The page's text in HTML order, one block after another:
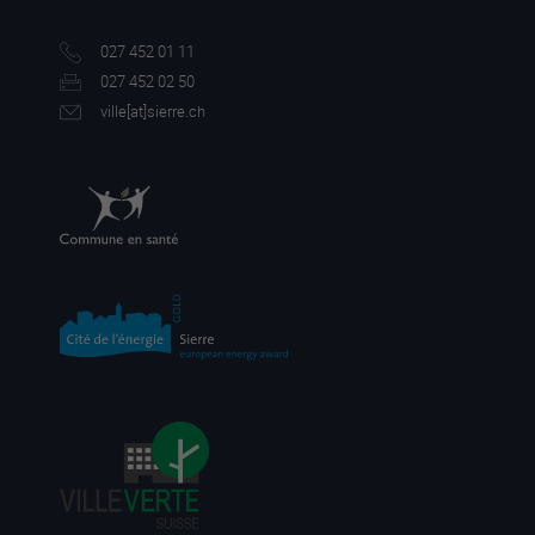
027 452 01 11
027 452 02 50
ville[at]sierre.ch